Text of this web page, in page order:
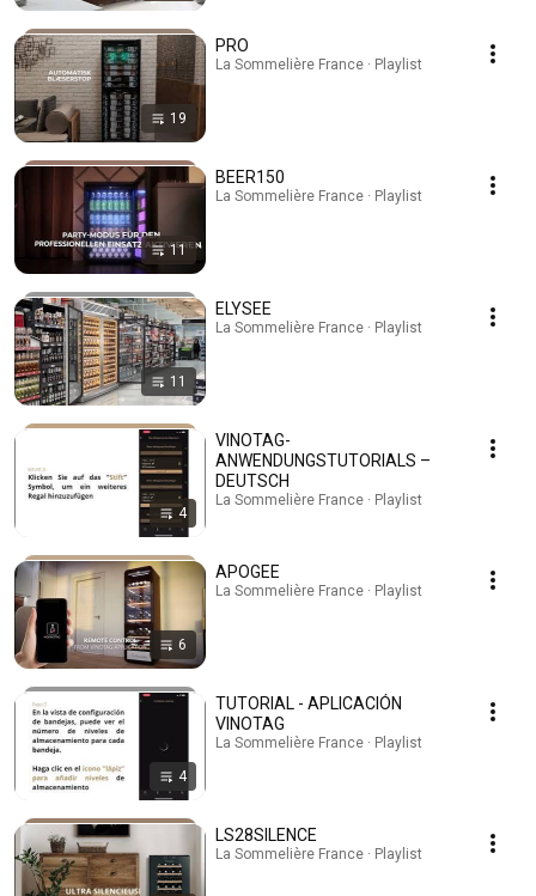
19
PRO
La Sommelière France · Playlist
11
BEER150
La Sommelière France · Playlist
11
ELYSEE
La Sommelière France · Playlist
4
VINOTAG-
ANWENDUNGSTUTORIALS –
DEUTSCH
La Sommelière France · Playlist
6
APOGEE
La Sommelière France · Playlist
4
TUTORIAL - APLICACIÓN
VINOTAG
La Sommelière France · Playlist
LS28SILENCE
La Sommelière France · Playlist